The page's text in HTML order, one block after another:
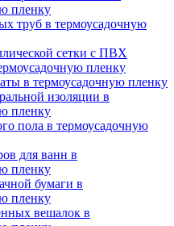
пленку
труб в термоусадочную
сетки с ПВХ
пленку
в термоусадочную пленку
изоляции в
пленку
пола в термоусадочную
для ванн в
пленку
бумаги в
пленку
вешалок в